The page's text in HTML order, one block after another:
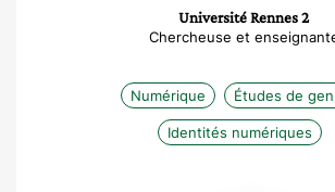
Université Rennes 2
Chercheuse et
Numérique Études de
Identités numériques